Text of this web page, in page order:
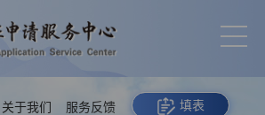
关于我们 服务反馈 填表